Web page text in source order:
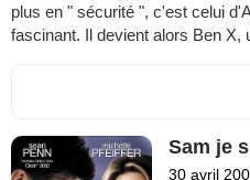
plus en " sécurité ", c'est celui
fascinant. Il devient alors Ben X,
Sam je
30 avril